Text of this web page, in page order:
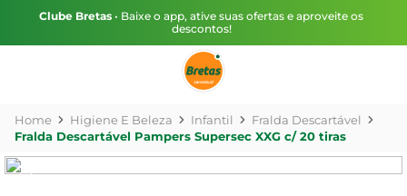
Clube Bretas • Baixe o app, ative suas ofertas e aproveite os
descontos!
Higiene E Beleza Infantil
Fralda Descartável
Fralda Descartável Pampers Supersec XXG c/ 20 tiras